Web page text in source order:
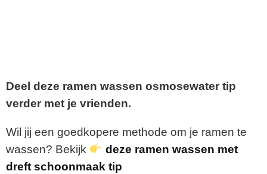
Deel deze ramen wassen osmosewater tip
verder met je vrienden.
Wil jij een goedkopere methode om je ramen te
wassen? Bekijk
deze ramen wassen met
dreft schoonmaak tip